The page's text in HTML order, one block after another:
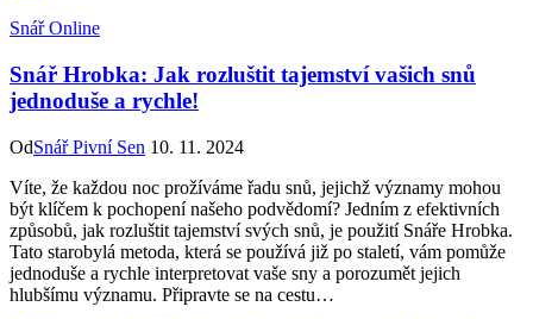
Snář Online
Snář Hrobka: Jak rozluštit tajemství vašich snů
jednoduše a rychle!
OdSnář Pivní Sen 10. 11. 2024
Víte, že každou noc prožíváme řadu snů, jejichž významy mohou
být klíčem k pochopení našeho podvědomí? Jedním z efektivních
způsobů, jak rozluštit tajemství svých snů, je použití Snáře Hrobka.
Tato starobylá metoda, která se používá již po staletí, vám pomůže
jednoduše a rychle interpretovat vaše sny a porozumět jejich
hlubšímu významu. Připravte se na cestu…